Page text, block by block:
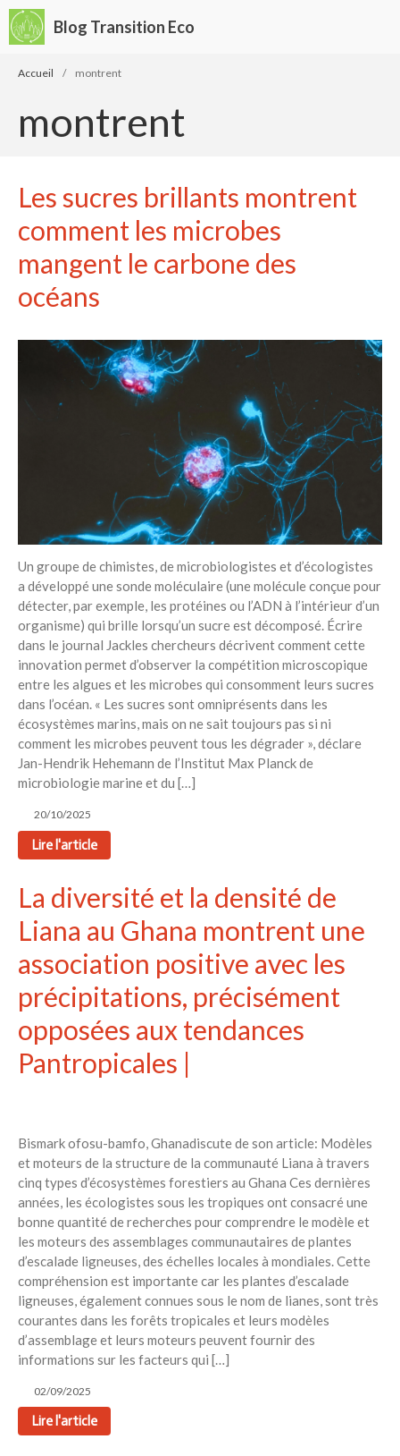
Écologie
Permaculture
🌿Recettes Bio DIY
Rechercher
Recent Posts
6 éco-actions faciles à prendre
avec vos enfants
Réduire les déchets : votre
guide pour les citoyens et les
électeurs
Toits verts | Association
Permaculturelle
L’intelligence artificielle pour
prédire le succès des invasions
biologiques – The Applied
Ecologist
Utiliser l’apprentissage
automatique pour prédire le
succès d’une invasion – The
Applied Ecologist
Blog Transition Eco
Accueil / montrent
montrent
Les sucres brillants montrent
comment les microbes
mangent le carbone des
océans
Un groupe de chimistes, de microbiologistes et d’écologistes
a développé une sonde moléculaire (une molécule conçue pour
détecter, par exemple, les protéines ou l’ADN à l’intérieur d’un
organisme) qui brille lorsqu’un sucre est décomposé. Écrire
dans le journal Jackles chercheurs décrivent comment cette
innovation permet d’observer la compétition microscopique
entre les algues et les microbes qui consomment leurs sucres
dans l’océan. « Les sucres sont omniprésents dans les
écosystèmes marins, mais on ne sait toujours pas si ni
comment les microbes peuvent tous les dégrader », déclare
Jan-Hendrik Hehemann de l’Institut Max Planck de
microbiologie marine et du […]
20/10/2025
Lire l'article
La diversité et la densité de
Liana au Ghana montrent une
association positive avec les
précipitations, précisément
opposées aux tendances
Pantropicales |
Bismark ofosu-bamfo, Ghanadiscute de son article: Modèles
et moteurs de la structure de la communauté Liana à travers
cinq types d’écosystèmes forestiers au Ghana Ces dernières
années, les écologistes sous les tropiques ont consacré une
bonne quantité de recherches pour comprendre le modèle et
les moteurs des assemblages communautaires de plantes
d’escalade ligneuses, des échelles locales à mondiales. Cette
compréhension est importante car les plantes d’escalade
ligneuses, également connues sous le nom de lianes, sont très
courantes dans les forêts tropicales et leurs modèles
d’assemblage et leurs moteurs peuvent fournir des
informations sur les facteurs qui […]
02/09/2025
Lire l'article